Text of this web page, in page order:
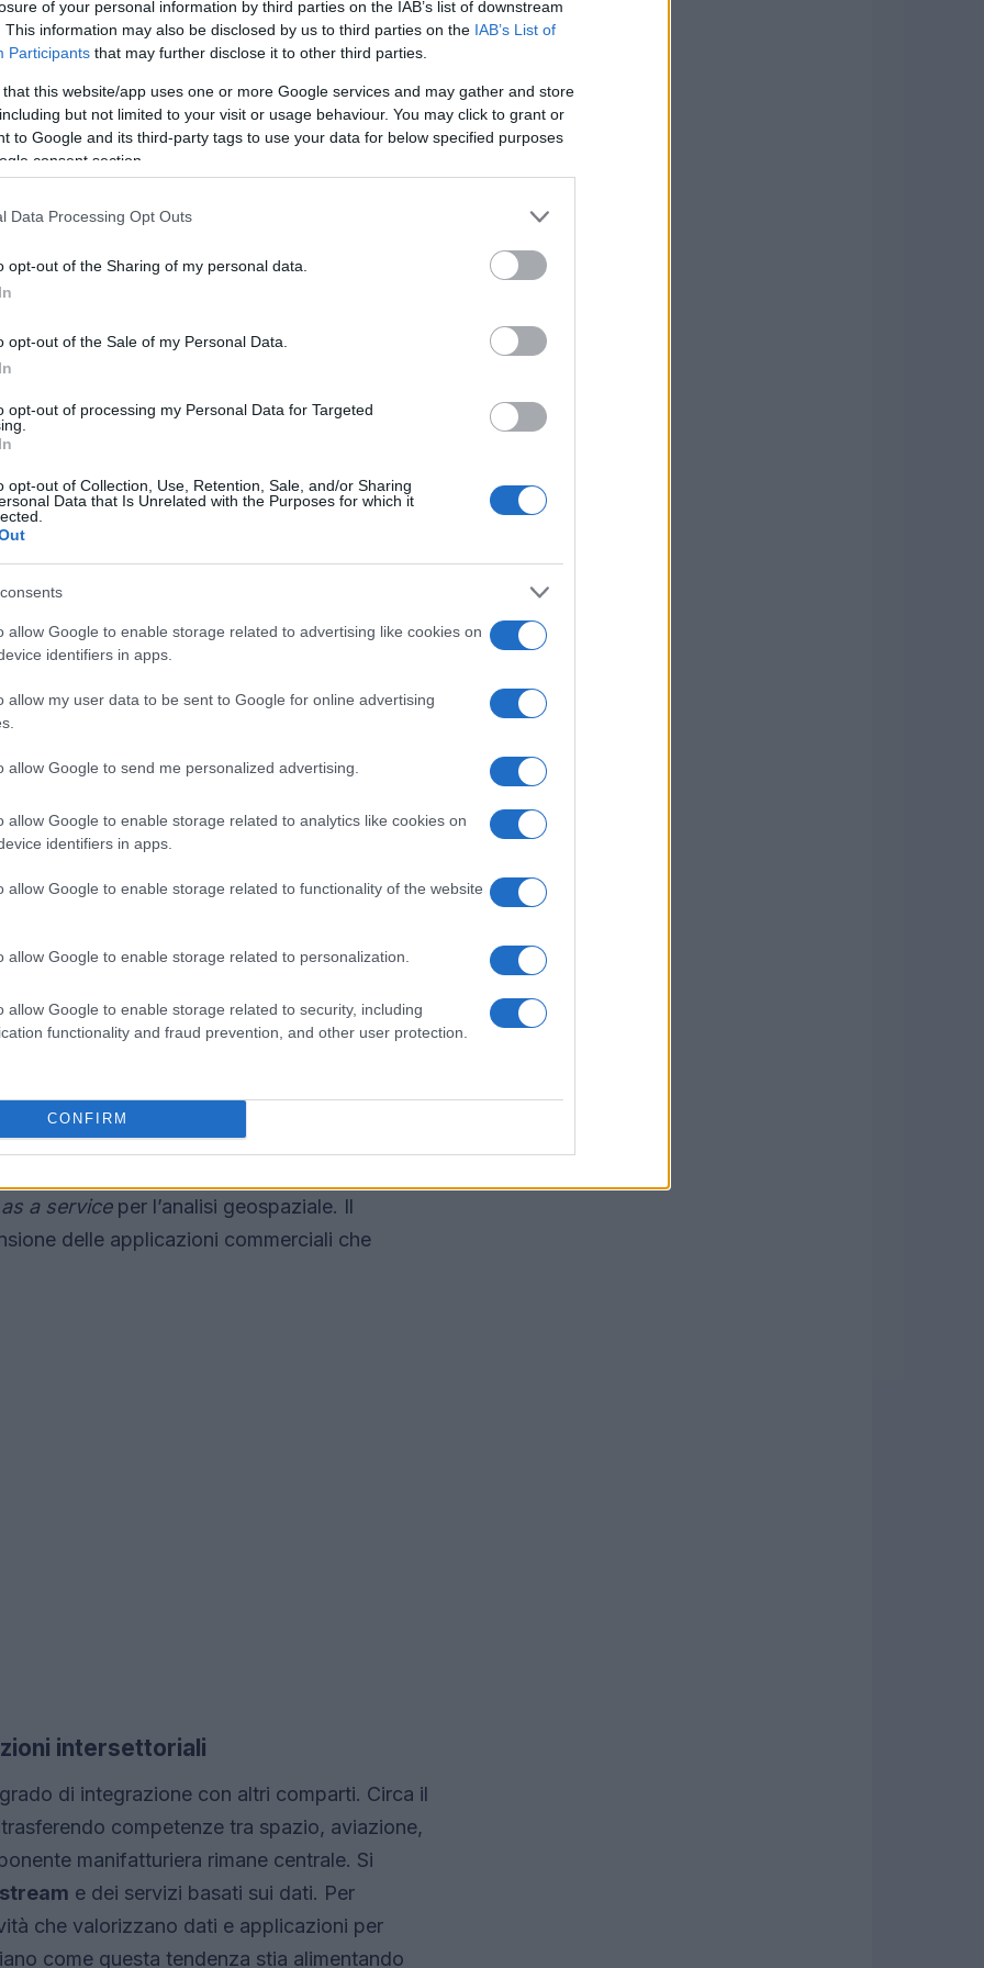
of your personal information by third parties on the IAB’s list of downstream
This information may also be disclosed by us to third parties on the IAB’s List of
Participants that may further disclose it to other third parties.
that this website/app uses one or more Google services and may gather and store
but not limited to your visit or usage behaviour. You may click to grant or
to Google and its third-party tags to use your data for below specified purposes
consent section.
Data Processing Opt Outs
opt-out of the Sharing of my personal data.
opt-out of the Sale of my Personal Data.
opt-out of processing my Personal Data for Targeted
opt-out of Collection, Use, Retention, Sale, and/or Sharing
Data that Is Unrelated with the Purposes for which it
allow Google to enable storage related to advertising like cookies on
identifiers in apps.
allow my user data to be sent to Google for online advertising
allow Google to send me personalized advertising.
allow Google to enable storage related to analytics like cookies on
identifiers in apps.
allow Google to enable storage related to functionality of the website
allow Google to enable storage related to personalization.
allow Google to enable storage related to security, including
functionality and fraud prevention, and other user protection.
CONFIRM
con il settore pubblico ancora rilevante
del Pnrr, amplia la disponibilità informativa
da parte di operatori non specialistici.
di sensori e servizi finalizzati
verso servizi applicativi che integrano dati
. Ne deriva uno spostamento di valore
aumentano le opportunità per startup e
basate su dati integrati. I modelli di
gestiti e licenze di dati, oltre alla vendita
frammentazione delle fonti e una crescente
tecniche e regolatorie relative alla
degli accessi.
l’integrazione su larga scala di prodotti
a serviceper l’analisi geospaziale. Il
delle applicazioni commerciali che
intersettoriali
di integrazione con altri comparti. Circa il
competenze tra spazio, aviazione,
manifatturiera rimane centrale. Si
e dei servizi basati sui dati. Per
che valorizzano dati e applicazioni per
come questa tendenza stia alimentando